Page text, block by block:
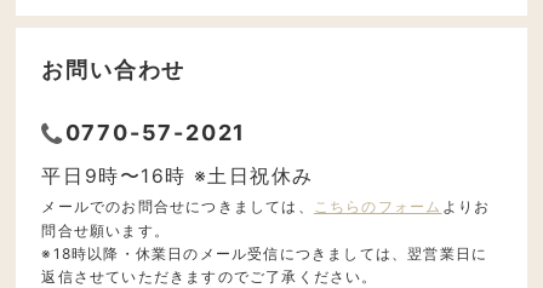
お問い合わせ
0770-57-2021
平日9時〜16時 ※土日祝休み
メールでのお問合せにつきましては、 こちらのフォーム よりお
問合せ願います。
※18時以降・休業日のメール受信につきましては、翌営業日に
返信させていただきますのでご了承ください。